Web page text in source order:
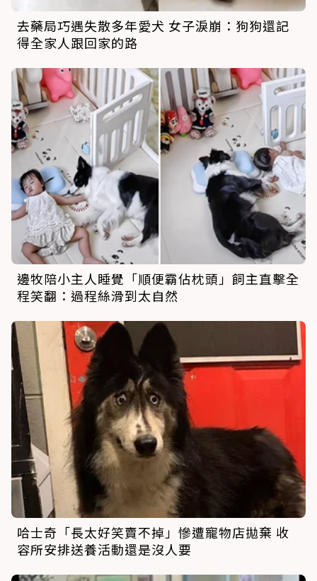
去藥局巧遇失散多年愛犬 女子淚崩：狗狗還記
得全家人跟回家的路
邊牧陪小主人睡覺「順便霸佔枕頭」飼主直擊全
程笑翻：過程絲滑到太自然
哈士奇「長太好笑賣不掉」慘遭寵物店拋棄 收
容所安排送養活動還是沒人要